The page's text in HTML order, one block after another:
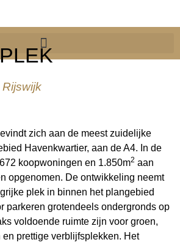
zich aan de meest zuidelijke
Havenkwartier, aan de A4. In de
koopwoningen en 1.850m2 aan
opgenomen. De ontwikkeling neemt
plek in binnen het plangebied
parkeren grotendeels ondergronds op
voldoende ruimte zijn voor groen,
prettige verblijfsplekken. Het